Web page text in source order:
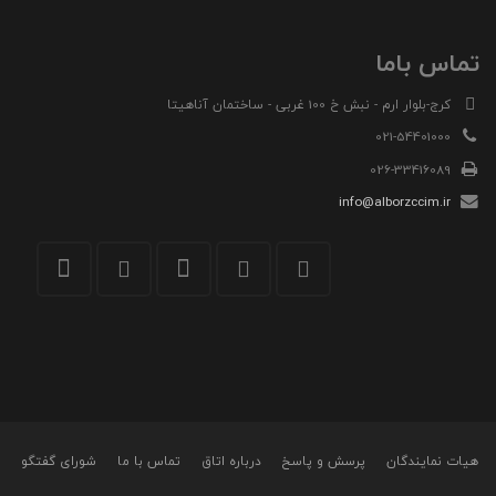
تماس باما
کرج-بلوار ارم - نبش خ 100 غربی - ساختمان آناهیتا
021-54401000
026-33416089
info@alborzccim.ir
هیات نمایندگان پرسش و پاسخ درباره اتاق تماس با ما شورای گفتگو